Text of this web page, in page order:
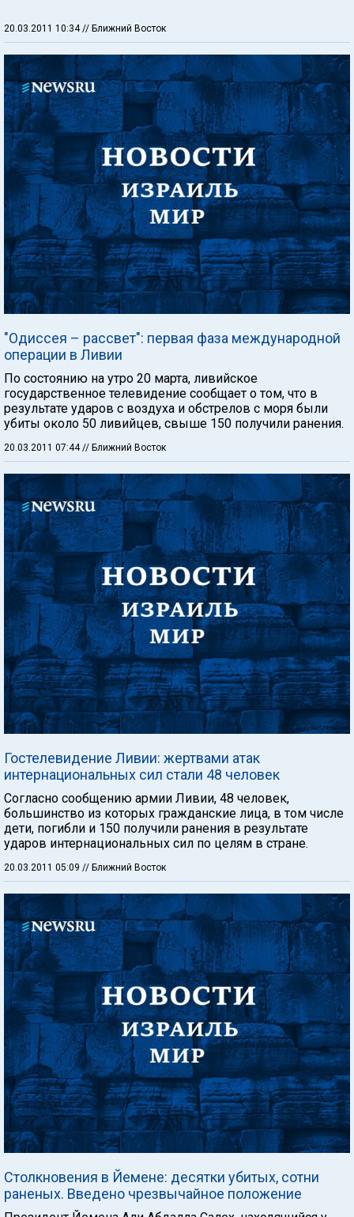
20.03.2011 10:34 // Ближний Восток
"Одиссея – рассвет": первая фаза международной
операции в Ливии
По состоянию на утро 20 марта, ливийское
государственное телевидение сообщает о том, что в
результате ударов с воздуха и обстрелов с моря были
убиты около 50 ливийцев, свыше 150 получили ранения.
20.03.2011 07:44// Ближний Восток
Гостелевидение Ливии: жертвами атак
интернациональных сил стали 48 человек
Согласно сообщению армии Ливии, 48 человек,
большинство из которых гражданские лица, в том числе
дети, погибли и 150 получили ранения в результате
ударов интернациональных сил по целям в стране.
20.03.2011 05:09 // Ближний Восток
Столкновения в Йемене: десятки убитых, сотни
раненых. Введено чрезвычайное положение